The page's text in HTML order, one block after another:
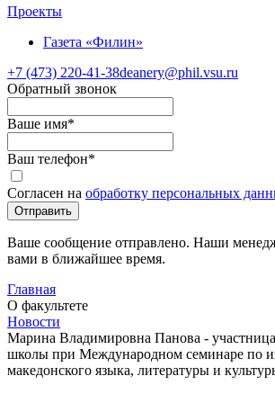
Проекты
Газета «Филин»
+7 (473) 220-41-38deanery@phil.vsu.ru
Обратный звонок
Ваше имя*
Ваш телефон*
Согласен на обработку персональных
Отправить
Ваше сообщение отправлено. Наши
вами в ближайшее время.
Главная
О факультете
Новости
Марина Владимировна Панова -
школы при Международном семинаре по
македонского языка, литературы и